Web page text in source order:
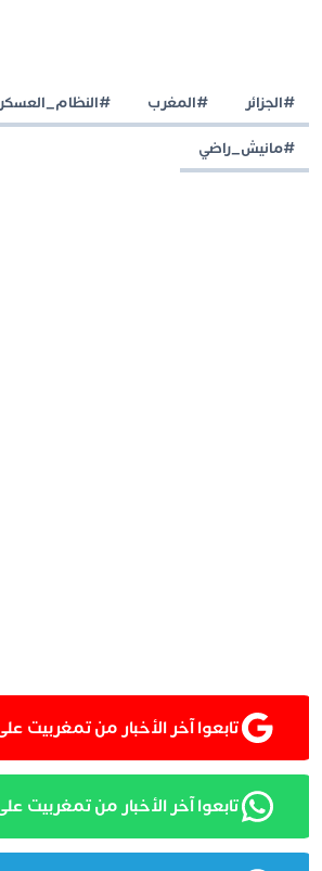
#الجزائر #المغرب #النظام_العسكري
#مانيش_راضي
تابعوا آخر الأخبار من تمغربيت على Google News
تابعوا آخر الأخبار من تمغربيت على WhatsApp